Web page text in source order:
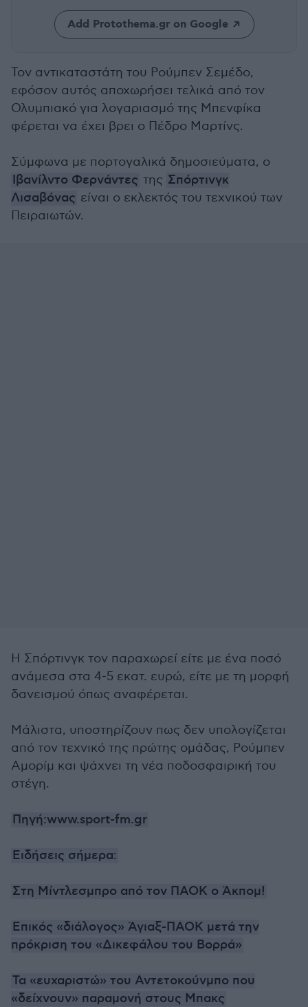
Add Protothema.gr on Google
Τον αντικαταστάτη του Ρούμπεν Σεμέδο,
εφόσον αυτός αποχωρήσει τελικά από τον
Ολυμπιακό για λογαριασμό της Μπενφίκα
φέρεται να έχει βρει ο Πέδρο Μαρτίνς.
Σύμφωνα με πορτογαλικά δημοσιεύματα, ο
Ιβανίλντο Φερνάντες της Σπόρτινγκ
Λισαβόνας είναι ο εκλεκτός του τεχνικού των
Πειραιωτών.
Η Σπόρτινγκ τον παραχωρεί είτε με ένα ποσό
ανάμεσα στα 4-5 εκατ. ευρώ, είτε με τη μορφή
δανεισμού όπως αναφέρεται.
Μάλιστα, υποστηρίζουν πως δεν υπολογίζεται
από τον τεχνικό της πρώτης ομάδας, Ρούμπεν
Αμορίμ και ψάχνει τη νέα ποδοσφαιρική του
στέγη.
Πηγή:www.sport-fm.gr
Ειδήσεις σήμερα:
Στη Μίντλεσμπρο από τον ΠΑΟΚ ο Άκπομ!
Επικός «διάλογος» Άγιαξ-ΠΑΟΚ μετά την
πρόκριση του «Δικεφάλου του Βορρά»
Τα «ευχαριστώ» του Αντετοκούνμπο που
«δείχνουν» παραμονή στους Μπακς